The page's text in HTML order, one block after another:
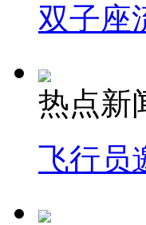
双子座
热点新
飞行员